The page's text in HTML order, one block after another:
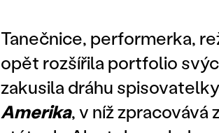
Tanečnice, performerka,
opět rozšířila portfolio
zakusila dráhu
Amerika, v níž